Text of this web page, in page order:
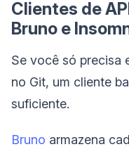
Clientes de
Bruno e
Se você só precisa
no Git, um cliente
suficiente.
Bruno armazena